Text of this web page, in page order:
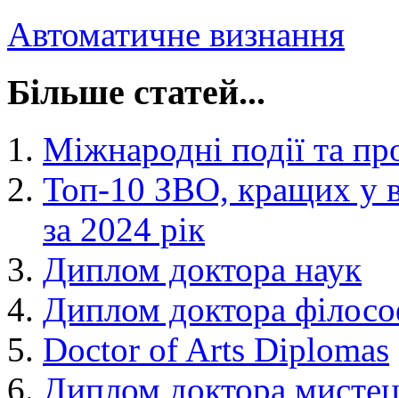
Автоматичне визнання
Більше статей...
Міжнародні події та
Топ-10 ЗВО, кращих у
за 2024 рік
Диплом доктора наук
Диплом доктора
Doctor of Arts Diplomas
Диплом доктора